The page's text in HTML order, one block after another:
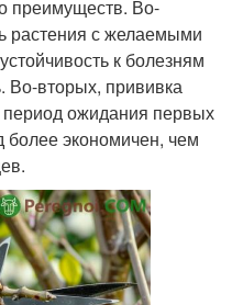
преимуществ. Во-
растения с желаемыми
к болезням
Во-вторых, прививка
период ожидания первых
более экономичен, чем